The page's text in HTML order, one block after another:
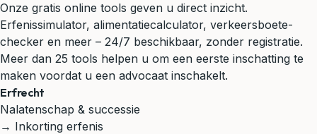
Onze gratis online tools geven u direct inzicht.
Erfenissimulator, alimentatiecalculator, verkeersboete-
checker en meer – 24/7 beschikbaar, zonder registratie.
Meer dan 25 tools helpen u om een eerste inschatting te
maken voordat u een advocaat inschakelt.
Erfrecht
Nalatenschap & successie
→ Inkorting erfenis